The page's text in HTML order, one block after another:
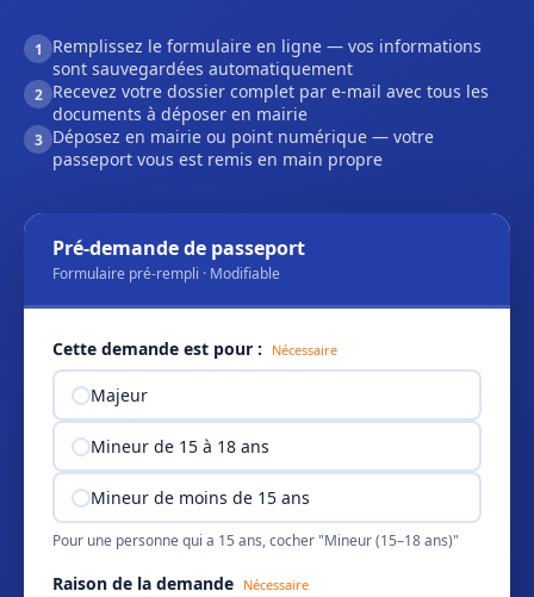
1
Remplissez le formulaire en ligne — vos informations
sont sauvegardées automatiquement
2 Recevez votre dossier complet par e-mail avec tous les
documents à déposer en mairie
3 Déposez en mairie ou point numérique — votre
passeport vous est remis en main propre
Pré-demande de passeport
Formulaire pré-rempli · Modifiable
Cette demande est pour : Nécessaire
Majeur
Mineur de 15 à 18 ans
Mineur de moins de 15 ans
Pour une personne qui a 15 ans, cocher "Mineur (15–18 ans)"
Raison de la demande Nécessaire